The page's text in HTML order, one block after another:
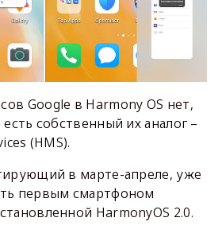
Google в Harmony OS нет,
собственный их аналог –
(HMS).
в марте-апреле, уже
первым смартфоном
HarmonyOS 2.0.